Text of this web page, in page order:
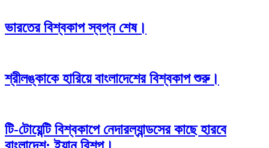
ভারতের বিশ্বকাপ স্বপ্ন শেষ।
শ্রীলঙ্কাকে হারিয়ে বাংলাদেশের বিশ্বকাপ শুরু।
টি-টোয়েন্টি বিশ্বকাপে নেদারল্যান্ডসের কাছে হারবে